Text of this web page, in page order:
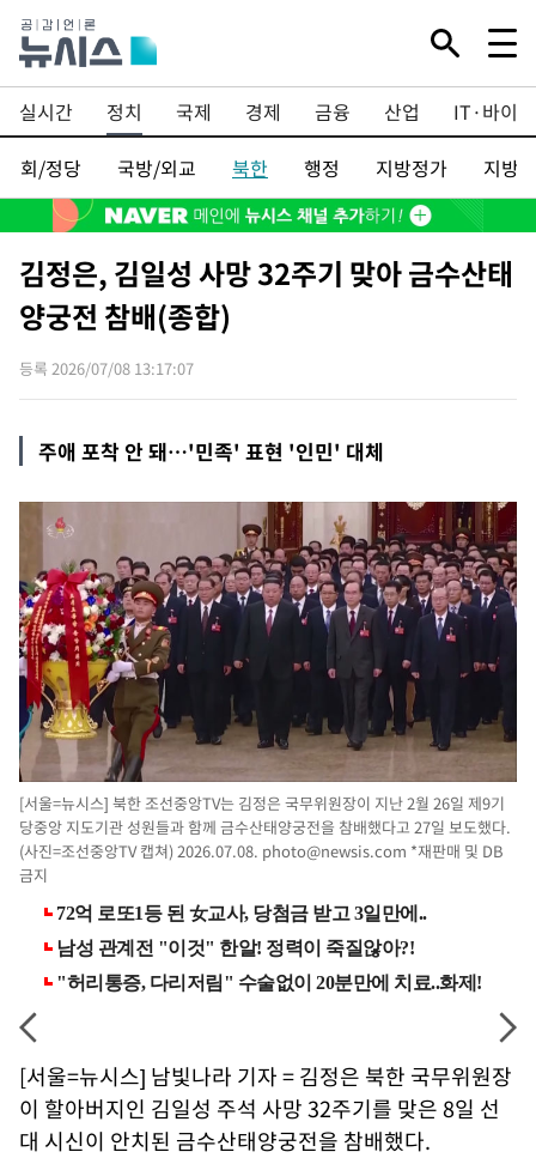
실시간 정치 국제 경제 금융 산업
IT·바이오
국회/정당
국방/외교 북한 행정 지방정가 지방
김정은, 김일성 사망 32주기 맞아 금수산태
양궁전 참배(종합)
등록 2026/07/08 13:17:07
주애 포착 안 돼…'민족' 표현 '인민' 대체
[서울=뉴시스] 북한 조선중앙TV는 김정은 국무위원장이 지난 2월 26일 제9기
당중앙 지도기관 성원들과 함께 금수산태양궁전을 참배했다고 27일 보도했다.
(사진=조선중앙TV 캡쳐) 2026.07.08. photo@newsis.com *재판매 및 DB
금지
[서울=뉴시스] 남빛나라 기자 = 김정은 북한 국무위원장
이 할아버지인 김일성 주석 사망 32주기를 맞은 8일 선
대 시신이 안치된 금수산태양궁전을 참배했다.